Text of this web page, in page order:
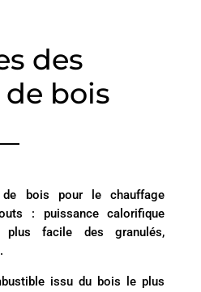
des
bois
de bois pour le chauffage
: puissance calorifique
plus facile des granulés,
issu du bois le plus